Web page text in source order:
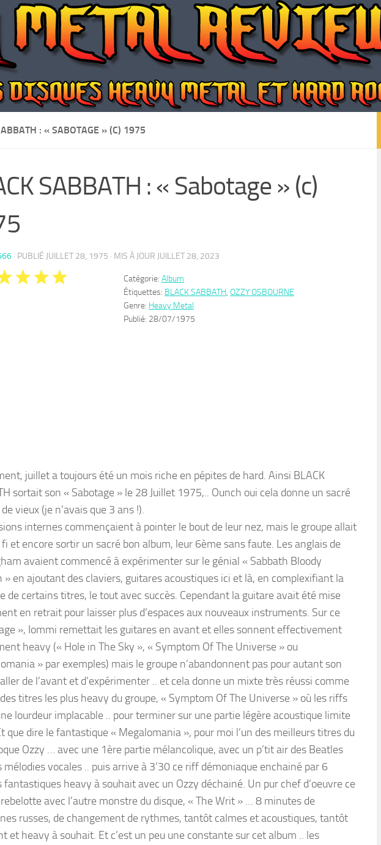
: « SABOTAGE » (C) 1975
SABBATH : « Sabotage » (c)
· PUBLIÉ JUILLET 28, 1975 · MIS À JOUR JUILLET 28, 2023
Catégorie: Album
Étiquettes: BLACK SABBATH, OZZY OSBOURNE
Genre: Heavy Metal
Publié: 28/07/1975
juillet a toujours été un mois riche en pépites de hard. Ainsi BLACK
sortait son « Sabotage » le 28 Juillet 1975,.. Ounch oui cela donne un sacré
vieux (je n’avais que 3 ans !).
internes commençaient à pointer le bout de leur nez, mais le groupe allait
et encore sortir un sacré bon album, leur 6ème sans faute. Les anglais de
avaient commencé à expérimenter sur le génial « Sabbath Bloody
» en ajoutant des claviers, guitares acoustiques ici et là, en complexifiant la
de certains titres, le tout avec succès. Cependant la guitare avait été mise
en retrait pour laisser plus d’espaces aux nouveaux instruments. Sur ce
», Iommi remettait les guitares en avant et elles sonnent effectivement
heavy (« Hole in The Sky », « Symptom Of The Universe » ou
» par exemples) mais le groupe n’abandonnent pas pour autant son
de l’avant et d’expérimenter .. et cela donne un mixte très réussi comme
titres les plus heavy du groupe, « Symptom Of The Universe » où les riffs
lourdeur implacable .. pour terminer sur une partie légère acoustique limite
que dire le fantastique « Megalomania », pour moi l’un des meilleurs titres du
Ozzy … avec une 1ère partie mélancolique, avec un p’tit air des Beatles
mélodies vocales .. puis arrive à 3’30 ce riff démoniaque enchainé par 6
heavy à souhait avec un Ozzy déchainé. Un pur chef d’oeuvre ce
avec l’autre monstre du disque, « The Writ » … 8 minutes de
russes, de changement de rythmes, tantôt calmes et acoustiques, tantôt
et heavy à souhait. Et c’est un peu une constante sur cet album .. les